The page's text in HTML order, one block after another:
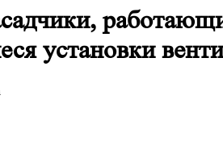
установки